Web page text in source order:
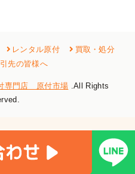
レンタル原付
買取・処分
先の皆様へ
専門店 原付市場 .All Rights